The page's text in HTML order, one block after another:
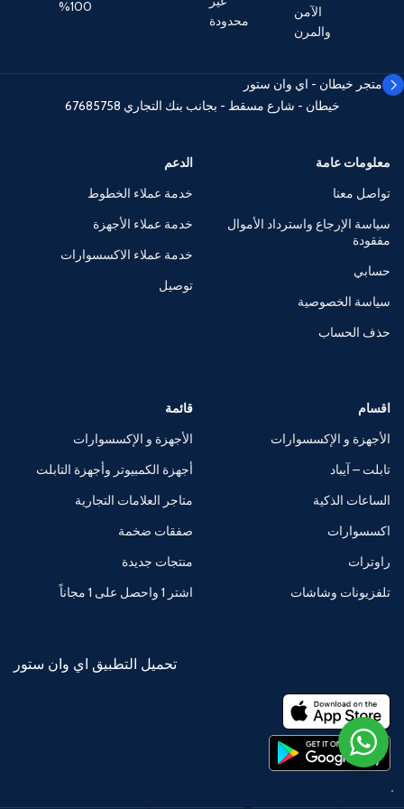
الآمن
والمرن
محدودة
100%
متجر خيطان - اي وان ستور
خيطان - شارع مسقط - بجانب بنك التجاري 67685758
معلومات عامة
تواصل معنا
سياسة الإرجاع واسترداد الأموال
مفقودة
حسابي
سياسة الخصوصية
حذف الحساب
الدعم
خدمة عملاء الخطوط
خدمة عملاء الأجهزة
خدمة عملاء الاكسسوارات
توصيل
اقسام
الأجهزة و الإكسسوارات
تابلت – آيباد
الساعات الذكية
اكسسوارات
راوترات
تلفزيونات وشاشات
قائمة
الأجهزة و الإكسسوارات
أجهزة الكمبيوتر وأجهزة التابلت
متاجر العلامات التجارية
صفقات ضخمة
منتجات جديدة
اشتر 1 واحصل على 1 مجاناً
تحميل التطبيق اي وان ستور